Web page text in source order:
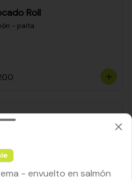
Roll
- palta
Cheese Roll
- envuelto en salmón